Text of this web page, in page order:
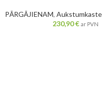
PĀRGĀJIENAM,
230,90€ ar PVN